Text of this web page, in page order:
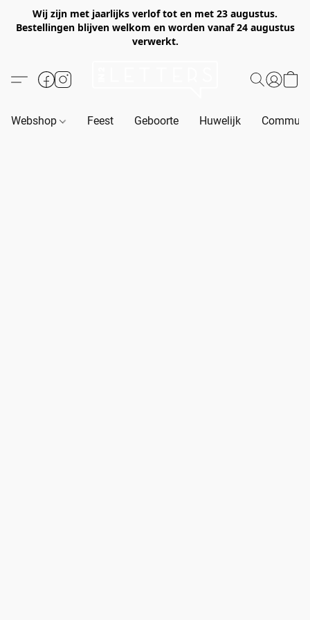
Wij zijn met jaarlijks verlof tot en met 23 augustus.
Bestellingen blijven welkom en worden vanaf 24 augustus
verwerkt.
Webshop Feest Geboorte Huwelijk